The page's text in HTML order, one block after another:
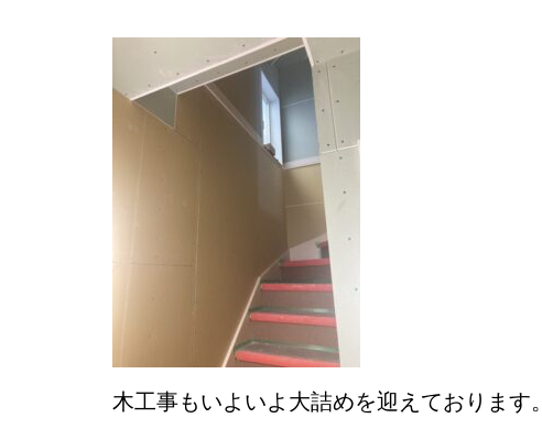
木工事もいよいよ大詰めを迎えております。